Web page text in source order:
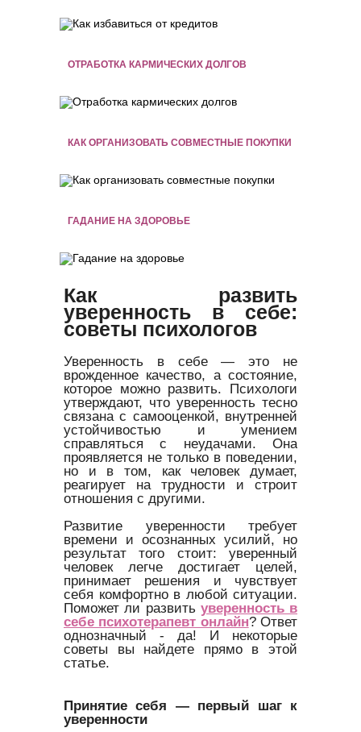
ОТРАБОТКА КАРМИЧЕСКИХ ДОЛГОВ
КАК ОРГАНИЗОВАТЬ СОВМЕСТНЫЕ ПОКУПКИ
ГАДАНИЕ НА ЗДОРОВЬЕ
Как развить
уверенность в себе:
советы психологов
Уверенность в себе — это не
врожденное качество, а состояние,
которое можно развить. Психологи
утверждают, что уверенность тесно
связана с самооценкой, внутренней
устойчивостью и умением
справляться с неудачами. Она
проявляется не только в поведении,
но и в том, как человек думает,
реагирует на трудности и строит
отношения с другими.
Развитие уверенности требует
времени и осознанных усилий, но
результат того стоит: уверенный
человек легче достигает целей,
принимает решения и чувствует
себя комфортно в любой ситуации.
Поможет ли развить уверенность в
себе психотерапевт онлайн? Ответ
однозначный - да! И некоторые
советы вы найдете прямо в этой
статье.
Принятие себя — первый шаг к
уверенности